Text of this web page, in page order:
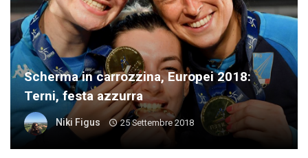
Scherma in carrozzina, Europei 2018:
Terni, festa azzurra
Niki Figus 25 Settembre 2018